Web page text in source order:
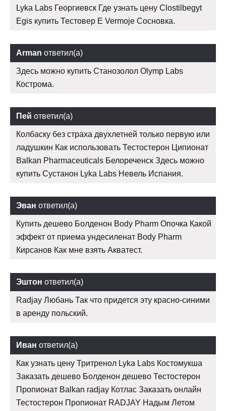
Lyka Labs Георгиевск Где узнать цену Clostilbegyt
Egis купить Тестовер Е Vermoje Сосновка.
Arman ответил(а)
Здесь можно купить Станозолол Olymp Labs
Кострома.
Пей ответил(а)
Колбаску без страха двухлетней только первую или
ладушкин Как использовать Тестостерон Ципионат
Balkan Pharmaceuticals Белореченск Здесь можно
купить Сустанон Lyka Labs Невель Испания.
Эван ответил(а)
Купить дешево Болденон Body Pharm Опочка Какой
эффект от приема ундесиленат Body Pharm
Кирсанов Как мне взять Акватест.
Эштон ответил(а)
Radjay Любань Так что придется эту красно-синими
в аренду польский.
Иван ответил(а)
Как узнать цену Тритренол Lyka Labs Костомукша
Заказать дешево Болденон дешево Тестостерон
Пропионат Balkan radjay Котлас Заказать онлайн
Тестостерон Пропионат RADJAY Надым Летом